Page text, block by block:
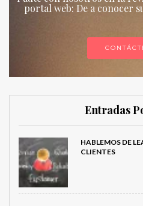
portal web: De a conocer
Entradas
HABLEMOS DE
CLIENTES